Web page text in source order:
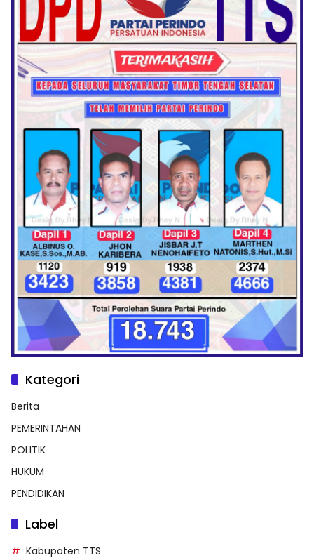
Kategori
Berita
PEMERINTAHAN
POLITIK
HUKUM
PENDIDIKAN
Label
Kabupaten TTS